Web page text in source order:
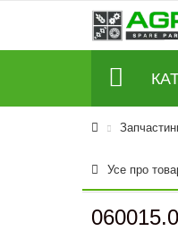
Усе про